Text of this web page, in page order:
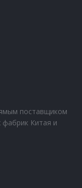
поставщиком
Китая и